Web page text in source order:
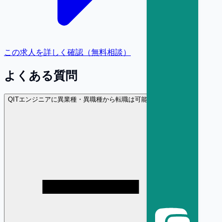
この求人を詳しく確認（無料相談）
よくある質問
Q ITエンジニアに異業種・異職種から転職は可能ですか？